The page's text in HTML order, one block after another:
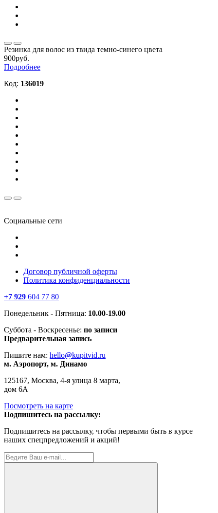
Резинка для волос из твида темно-синего цвета
900руб.
Подробнее
Код: 136019
Социальные сети
Договор публичной оферты
Политика конфиденциальности
+7 929 604 77 80
Понедельник - Пятница: 10.00-19.00
Суббота - Воскресенье: по записи
Предварительная запись
Пишите нам: hello@kupitvid.ru
м. Аэропорт, м. Динамо
125167, Москва, 4-я улица 8 марта,
дом 6А
Посмотреть на карте
Подпишитесь на рассылку:
Подпишитесь на рассылку, чтобы первыми быть в курсе
наших спецпредложений и акций!